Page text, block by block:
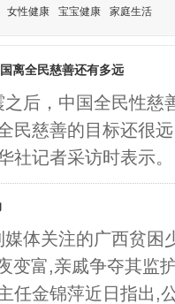
女性健康 宝宝健康 家庭生活
离全民慈善还有多远
，中国全民性慈
民慈善的目标还很
华社记者采访时
关注的广西贫困
变富,亲戚争夺其
任金锦萍近日指